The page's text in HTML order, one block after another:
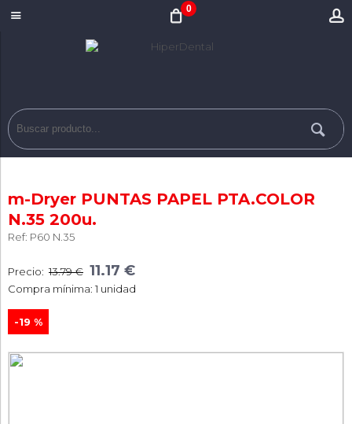
0
m-Dryer PUNTAS PAPEL PTA.COLOR
N.35 200u.
Ref: P60 N.35
Precio: 13.79 € 11.17 €
Compra mínima: 1 unidad
-19 %